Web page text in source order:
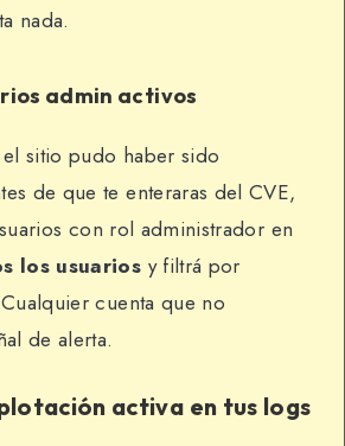
nada.
admin activos
sitio pudo haber sido
de que te enteraras del CVE,
con rol administrador en
los usuarios y filtrá por
cuenta que no
de alerta.
activa en tus logs